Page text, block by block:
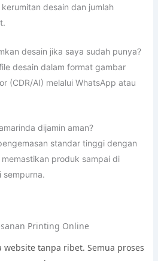
desain dan jumlah
desain jika saya sudah punya?
desain dalam format gambar
(CDR/AI) melalui WhatsApp atau
dijamin aman?
standar tinggi dengan
produk sampai di
sempurna.
Printing Online
tanpa ribet. Semua proses